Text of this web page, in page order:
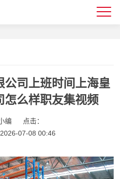
公司上班时间上海皇
怎么样职友集视频
编
点击：
07-08 00:46